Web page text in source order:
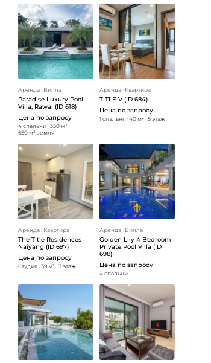
Аренда ᐧ Вилла
Paradise Luxury Pool
Villa, Rawai (ID 618)
Цена по запросу
4 спальни ᐧ350 м² ᐧ
650 м² земля
Аренда ᐧ Квартира
TITLE V (ID 684)
Цена по запросу
1 спальня ᐧ40 м² ᐧ5 этаж
Аренда ᐧ Квартира
The Title Residences
Naiyang (ID 697)
Цена по запросу
Студия ᐧ39 м² ᐧ3 этаж
Аренда ᐧ Вилла
Golden Lily 4 Bedroom
Private Pool Villa (ID
698)
Цена по запросу
4 спальни